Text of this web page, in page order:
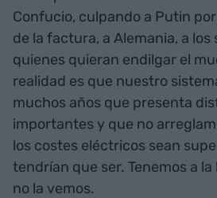
Confucio, culpando a Putin
de la factura, a Alemania, a los
quienes quieran endilgar el
realidad es que nuestro
muchos años que presenta
importantes y que no
los costes eléctricos sean
tendrían que ser. Tenemos a
no la vemos.